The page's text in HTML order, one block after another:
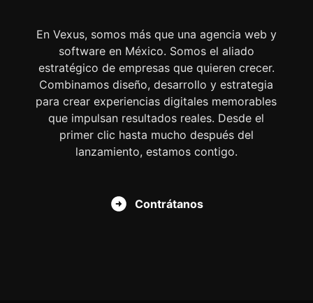
En Vexus, somos más que una agencia web y
software en México. Somos el aliado
estratégico de empresas que quieren crecer.
Combinamos diseño, desarrollo y estrategia
para crear experiencias digitales memorables
que impulsan resultados reales. Desde el
primer clic hasta mucho después del
lanzamiento, estamos contigo.
Contrátanos